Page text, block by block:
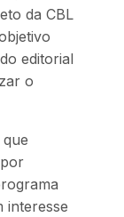
da CBL
editorial
o
interesse